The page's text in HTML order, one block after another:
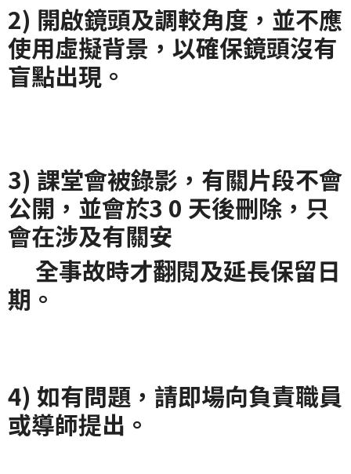
2) 開啟鏡頭及調較角度，並不應
使用虛擬背景，以確保鏡頭沒有
盲點出現。
3) 課堂會被錄影，有關片段不會
公開，並會於3 0 天後刪除，只
會在涉及有關安
全事故時才翻閱及延長保留日
期。
4) 如有問題，請即場向負責職員
或導師提出。